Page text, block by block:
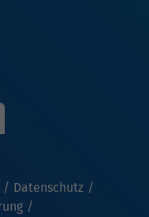
Datenschutz